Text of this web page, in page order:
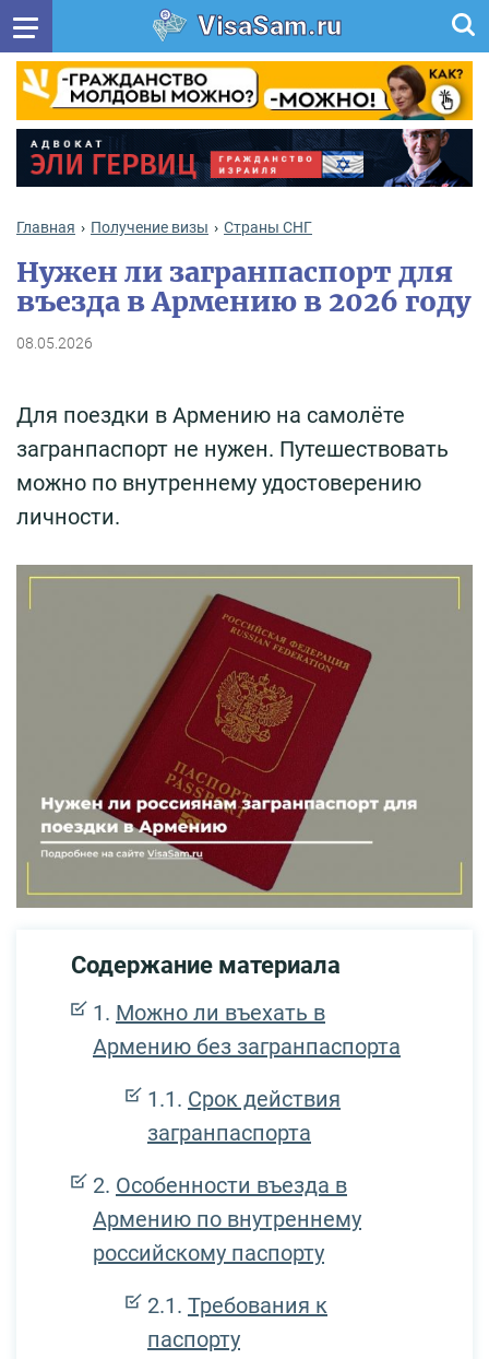
VisaSam.ru
Главная Получение визы Cтраны СНГ
Нужен ли загранпаспорт для
въезда в Армению в 2026 году
08.05.2026
Для поездки в Армению на самолёте
загранпаспорт не нужен. Путешествовать
можно по внутреннему удостоверению
личности.
Содержание материала
Можно ли въехать в
Армению без загранпаспорта
Срок действия
загранпаспорта
Особенности въезда в
Армению по внутреннему
российскому паспорту
Требования к
паспорту